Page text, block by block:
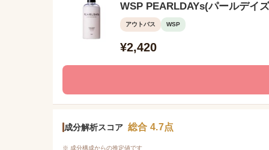
WSP PEARLDAYs(パールデイ
アウトバス WSP
¥2,420
成分解析スコア 総合 4.7点
※ 成分構成からの推定値です